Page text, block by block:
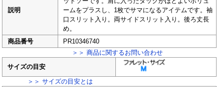
説明
ームをプラスし、1枚でサマになるアイテムです。袖
口スリット入り。両サイドスリット入り。後ろ丈長
め。
商品番号
PR10346740
＞＞ 商品に関するお問い合わせ
サイズの目安
＞＞ サイズの目安とは